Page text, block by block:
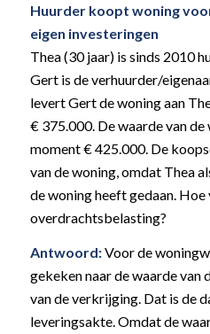
Huurder koopt woning
eigen investeringen
Thea (30 jaar) is sinds 2010
Gert is de verhuurder/
levert Gert de woning aan
€ 375.000. De waarde van
moment € 425.000. De
van de woning, omdat Thea
de woning heeft gedaan.
overdrachtsbelasting?
Antwoord:Voor de
gekeken naar de waarde van
van de verkrijging. Dat is de
leveringsakte. Omdat de